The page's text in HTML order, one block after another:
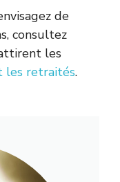
de
consultez
les
les retraités.